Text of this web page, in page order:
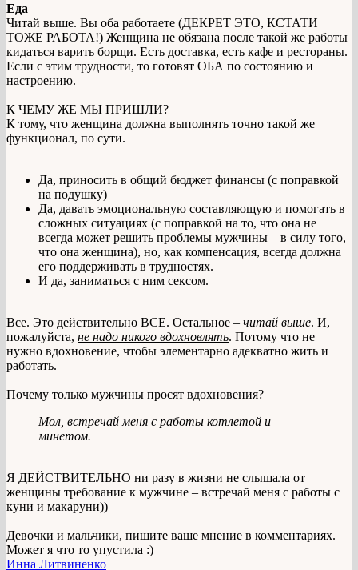
Еда
Читай выше. Вы оба работаете (ДЕКРЕТ ЭТО, КСТАТИ
ТОЖЕ РАБОТА!) Женщина не обязана после такой же работы
кидаться варить борщи. Есть доставка, есть кафе и рестораны.
Если с этим трудности, то готовят ОБА по состоянию и
настроению.
К ЧЕМУ ЖЕ МЫ ПРИШЛИ?
К тому, что женщина должна выполнять точно такой же
функционал, по сути.
Да, приносить в общий бюджет финансы (с поправкой
на подушку)
Да, давать эмоциональную составляющую и помогать в
сложных ситуациях (с поправкой на то, что она не
всегда может решить проблемы мужчины – в силу того,
что она женщина), но, как компенсация, всегда должна
его поддерживать в трудностях.
И да, заниматься с ним сексом.
Все. Это действительно ВСЕ. Остальное – читай выше. И,
пожалуйста, не надо никого вдохновлять. Потому что не
нужно вдохновение, чтобы элементарно адекватно жить и
работать.
Почему только мужчины просят вдохновения?
Мол, встречай меня с работы котлетой и
минетом.
Я ДЕЙСТВИТЕЛЬНО ни разу в жизни не слышала от
женщины требование к мужчине – встречай меня с работы с
куни и макаруни))
Девочки и мальчики, пишите ваше мнение в комментариях.
Может я что то упустила :)
Инна Литвиненко